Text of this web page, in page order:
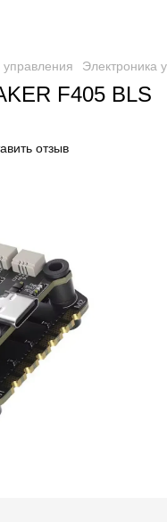
управления Электроника
F405 BLS
отзыв